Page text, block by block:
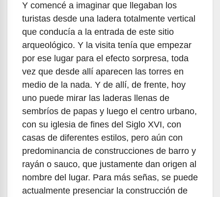
Y comencé a imaginar que llegaban los
turistas desde una ladera totalmente vertical
que conducía a la entrada de este sitio
arqueológico. Y la visita tenía que empezar
por ese lugar para el efecto sorpresa, toda
vez que desde allí aparecen las torres en
medio de la nada. Y de allí, de frente, hoy
uno puede mirar las laderas llenas de
sembríos de papas y luego el centro urbano,
con su iglesia de fines del Siglo XVI, con
casas de diferentes estilos, pero aún con
predominancia de construcciones de barro y
rayán o sauco, que justamente dan origen al
nombre del lugar. Para más señas, se puede
actualmente presenciar la construcción de